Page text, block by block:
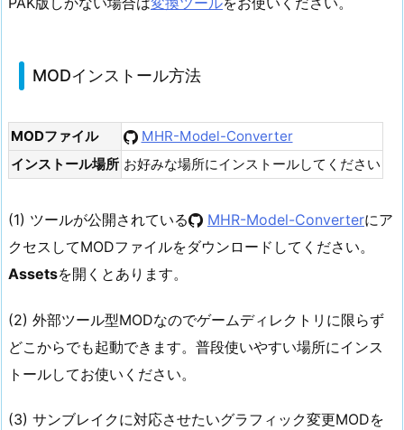
MODインストール方法
MODファイル
MHR-Model-Converter
インストール場所 お好みな場所にインストールしてください
(1) ツールが公開されている MHR-Model-Converterにア
クセスしてMODファイルをダウンロードしてください。
Assetsを開くとあります。
(2) 外部ツール型MODなのでゲームディレクトリに限らず
どこからでも起動できます。普段使いやすい場所にインス
トールしてお使いください。
(3) サンブレイクに対応させたいグラフィック変更MODを